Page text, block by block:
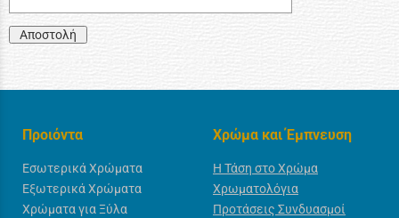
Αποστολή
Προιόντα
Εσωτερικά Χρώματα
Εξωτερικά Χρώματα
Χρώματα για Ξύλα
Χρώμα και Έμπνευση
Η Τάση στο Χρώμα
Χρωματολόγια
Προτάσεις Συνδυασμοί